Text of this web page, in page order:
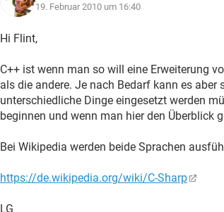
19. Februar 2010 um 16:40
Hi Flint,
C++ ist wenn man so will eine Erweiterung
als die andere. Je nach Bedarf kann es aber
unterschiedliche Dinge eingesetzt werden
beginnen und wenn man hier den Überblick
Bei Wikipedia werden beide Sprachen
https://de.wikipedia.org/wiki/C-Sharp
LG